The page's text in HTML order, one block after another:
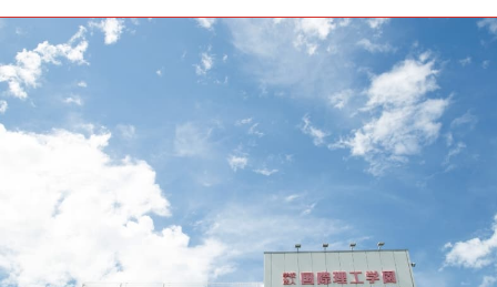
「来て」「見て」「体験」しよう
OPEN CAMPUS